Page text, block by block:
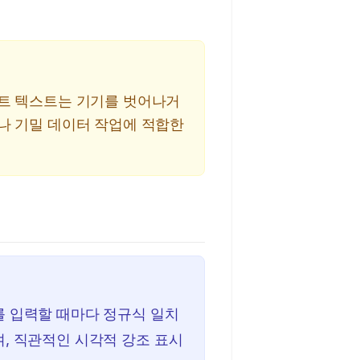
텍스트는 기기를 벗어나거
기밀 데이터 작업에 적합한
입력할 때마다 정규식 일치
직관적인 시각적 강조 표시